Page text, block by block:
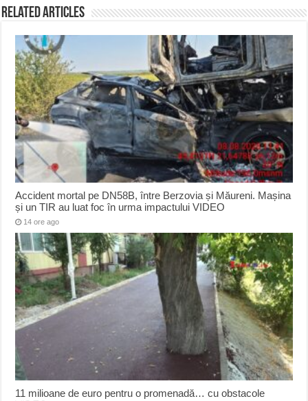
Related Articles
Accident mortal pe DN58B, între Berzovia și Măureni. Mașina
și un TIR au luat foc în urma impactului VIDEO
14 ore ago
11 milioane de euro pentru o promenadă… cu obstacole